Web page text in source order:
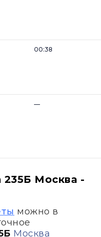
00:38
—
Москва -
можно в
Москва